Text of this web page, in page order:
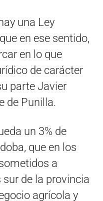
una Ley
en ese sentido,
en lo que
de carácter
parte Javier
de Punilla.
un 3% de
que en los
a
de la provincia
agrícola y